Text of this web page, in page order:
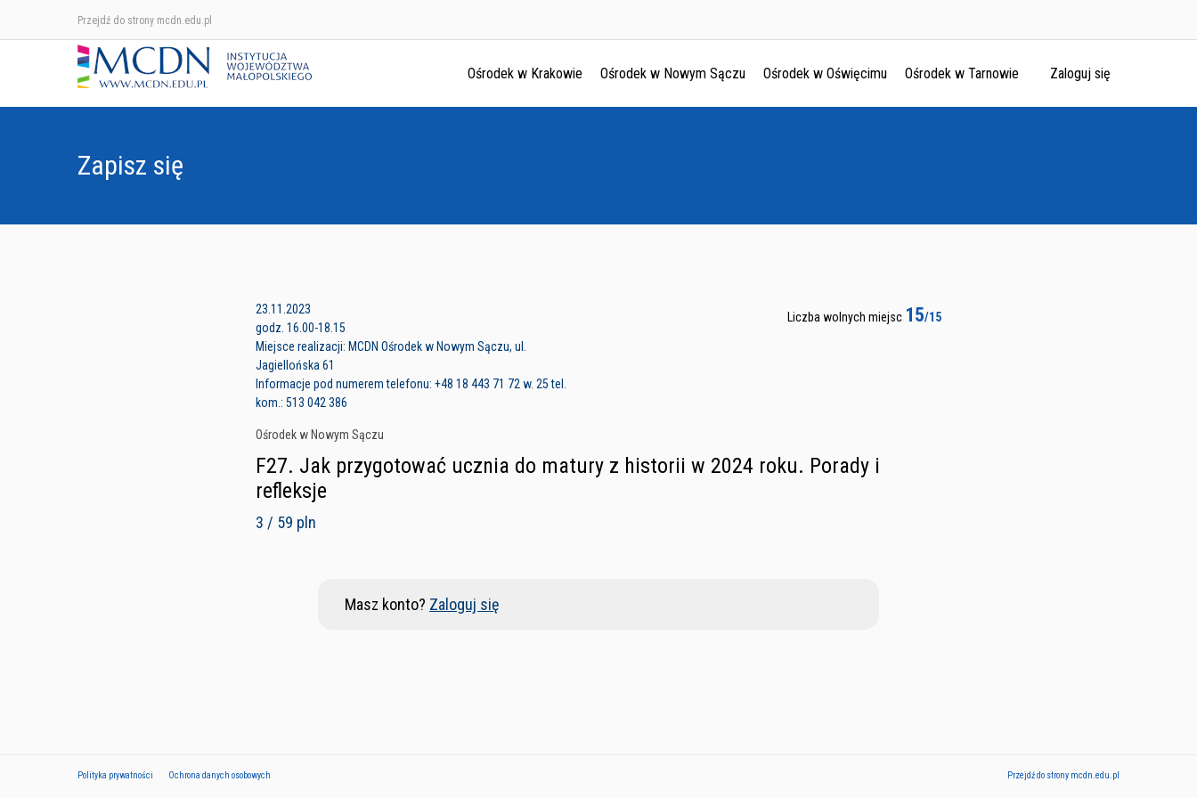
Przejdź do strony mcdn.edu.pl
Ośrodek w Krakowie Ośrodek w Nowym Sączu Ośrodek w Oświęcimu Ośrodek w Tarnowie Zaloguj się
Zapisz się
23.11.2023
godz. 16.00-18.15
Miejsce realizacji: MCDN Ośrodek w Nowym Sączu, ul.
Jagiellońska 61
Informacje pod numerem telefonu: +48 18 443 71 72 w. 25 tel.
kom.: 513 042 386
Ośrodek w Nowym Sączu
Liczba wolnych miejsc 15/15
F27. Jak przygotować ucznia do matury z historii w 2024 roku. Porady i
refleksje
3 / 59 pln
Masz konto? Zaloguj się
Polityka prywatności Ochrona danych osobowych Przejdź do strony mcdn.edu.pl
Ośrodek w Krakowie